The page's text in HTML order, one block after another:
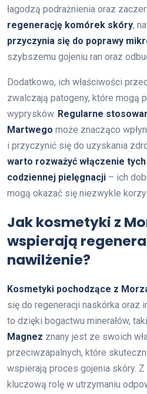
łagodzą podrażnienia oraz
regenerację komórek skóry,
przyczynia się do poprawy
szybszemu gojeniu ran oraz
Dodatkowo, ich właściwości
zwalczają patogeny, które mogą
wyprysków. Regularne
Martwego może znacząco
i przyczynić się do uzyskania
warto rozważyć włączenie
codziennej pielęgnacji – ich
mogą okazać się niezwykle
Jak kosmetyki z
wspierają
nawilżenie?
Kosmetyki pochodzące z
się do regeneracji naskórka oraz
to dzięki bogactwu minerałów,
Magnez znany jest ze swoich
przeciwzapalnych, które
wspierają proces gojenia skóry. Z
kluczową rolę w utrzymaniu